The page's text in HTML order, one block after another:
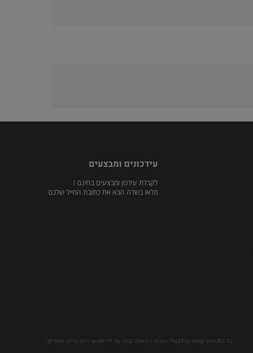
עידכונים ומבצעים
לקבלת עידכון ומבצעים בחינם !
מלאו בשדה הבא את כתובת המייל שלכם
כל הזכויות שמורות לבעלי האתר | האתר נבנה על ידי סטארויזין בניית אתרים